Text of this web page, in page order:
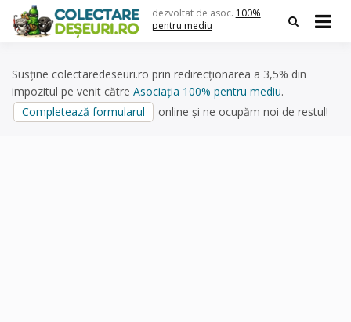
content
dezvoltat de asoc. 100%
pentru mediu
Susține colectaredeseuri.ro prin redirecționarea a 3,5% din
impozitul pe venit către Asociația 100% pentru mediu.
Completează formularul
online și ne ocupăm noi de restul!